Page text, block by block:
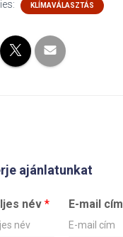
KLÍMAVÁLASZTÁS
ajánlatunkat
név * E-mail cím